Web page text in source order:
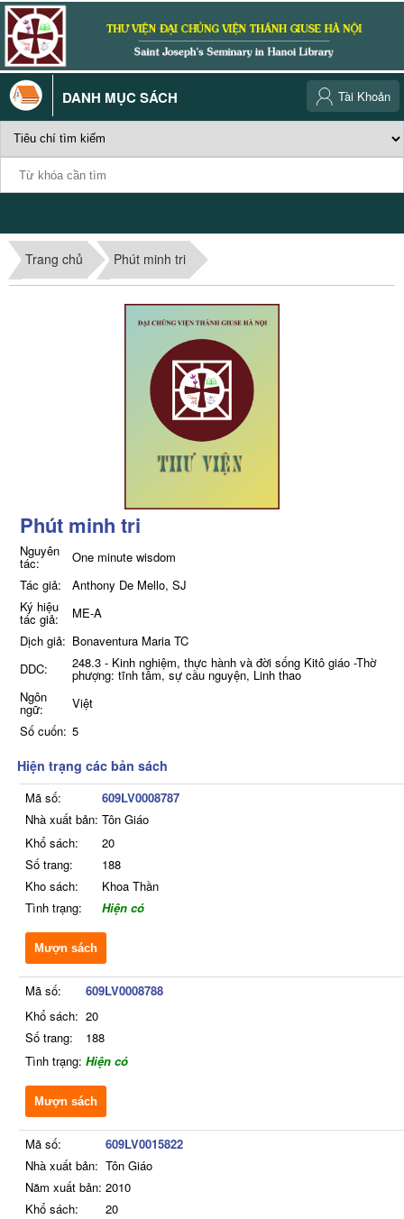
DANH MỤC SÁCH Tài Khoản
Trang chủ Phút minh tri
Phút minh tri
Nguyên
tác:
One minute wisdom
Tác giả:
Anthony De Mello, SJ
Ký hiệu
tác giả:
ME-A
Dịch giả: Bonaventura Maria TC
DDC:
248.3 - Kinh nghiệm, thực hành và đời sống Kitô giáo -Thờ
phượng: tĩnh tâm, sự cầu nguyện, Linh thao
Ngôn
ngữ:
Việt
Số cuốn: 5
Hiện trạng các bản sách
Mã số:
609LV0008787
Nhà xuất bản: Tôn Giáo
Khổ sách:
20
Số trang:
188
Kho sách:
Khoa Thần
Tình trạng:
Hiện có
Mượn sách
Mã số:
609LV0008788
Khổ sách: 20
Số trang:
188
Tình trạng: Hiện có
Mượn sách
Mã số:
609LV0015822
Nhà xuất bản: Tôn Giáo
Năm xuất bản: 2010
Khổ sách:
20